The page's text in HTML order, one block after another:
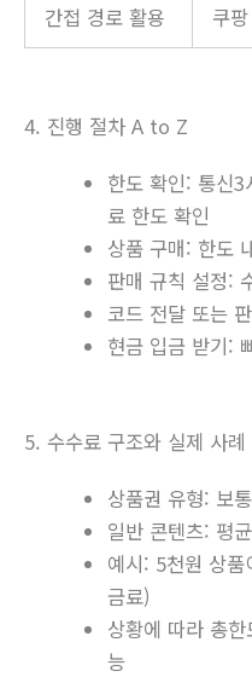
간접 경로 활용 쿠
4. 진행 절차 A to Z
한도 확인: 통신3
료 한도 확인
상품 구매: 한도
판매 규칙 설정:
코드 전달 또는
현금 입금 받기:
5. 수수료 구조와 실제 사례
상품권 유형: 보
일반 콘텐츠: 평
예시: 5천원 상
금료)
상황에 따라 총
능